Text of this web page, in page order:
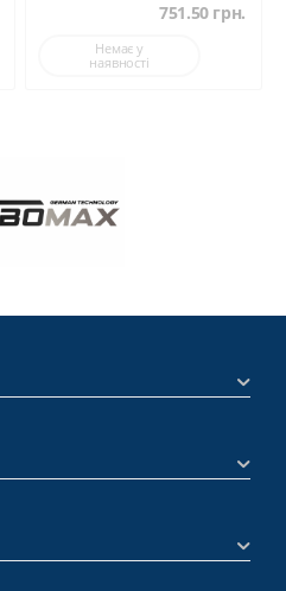
751.50 грн.
Немає у
наявності